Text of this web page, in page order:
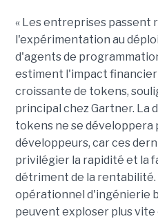
« Les entreprises passent
l'expérimentation au
d'agents de
estiment l'impact financier
croissante de tokens,
principal chez Gartner. La
tokens ne se développera
développeurs, car ces
privilégier la rapidité et la
détriment de la rentabilité.
opérationnel d'ingénierie
peuvent exploser plus vite